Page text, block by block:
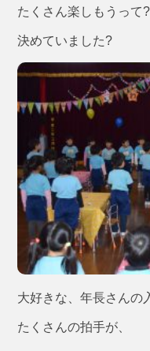
たくさん楽しもうって?
決めていました?
大好きな、年長さんの
たくさんの拍手が、